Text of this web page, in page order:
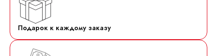
Подарок к каждому заказу